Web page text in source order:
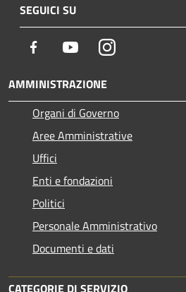
SEGUICI SU
Facebook YoutubeInstagram
AMMINISTRAZIONE
Organi di Governo
Aree Amministrative
Uffici
Enti e fondazioni
Politici
Personale Amministrativo
Documenti e dati
CATEGORIE DI SERVIZIO